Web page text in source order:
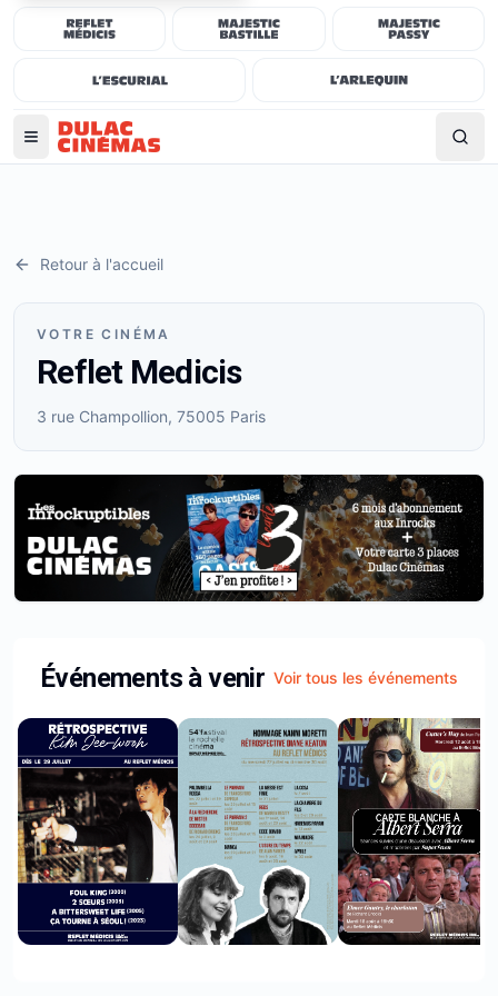
Retour à l'accueil
VOTRE CINÉMA
Reflet Medicis
3 rue Champollion, 75005 Paris
Événements à venir Voir tous les événements